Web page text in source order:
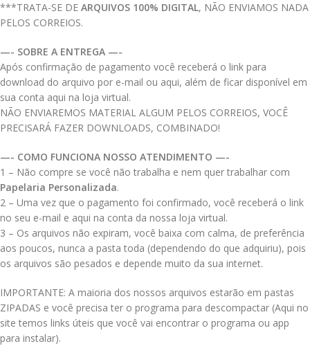
***TRATA-SE DE ARQUIVOS 100% DIGITAL, NÃO ENVIAMOS NADA
PELOS CORREIOS.
—- SOBRE A ENTREGA —-
Após confirmação de pagamento você receberá o link para
download do arquivo por e-mail ou aqui, além de ficar disponível em
sua conta aqui na loja virtual.
NÃO ENVIAREMOS MATERIAL ALGUM PELOS CORREIOS, VOCÊ
PRECISARÁ FAZER DOWNLOADS, COMBINADO!
—- COMO FUNCIONA NOSSO ATENDIMENTO —-
1 – Não compre se você não trabalha e nem quer trabalhar com
Papelaria Personalizada.
2 – Uma vez que o pagamento foi confirmado, você receberá o link
no seu e-mail e aqui na conta da nossa loja virtual.
3 – Os arquivos não expiram, você baixa com calma, de preferência
aos poucos, nunca a pasta toda (dependendo do que adquiriu), pois
os arquivos são pesados e depende muito da sua internet.
IMPORTANTE: A maioria dos nossos arquivos estarão em pastas
ZIPADAS e você precisa ter o programa para descompactar (Aqui no
site temos links úteis que você vai encontrar o programa ou app
para instalar).